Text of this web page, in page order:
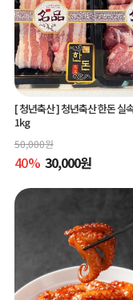
[ 청년축산 ]청년축산 한돈 실
1kg
50,000원
40% 30,000원